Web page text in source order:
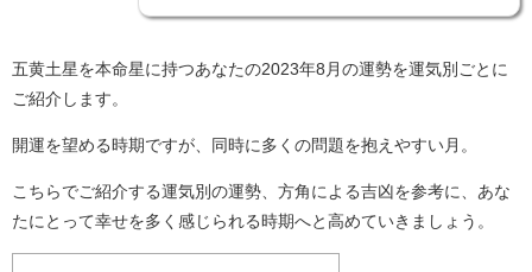
五黄土星を本命星に持つあなたの2023年8月の運勢を運気別ごとに
ご紹介します。
開運を望める時期ですが、同時に多くの問題を抱えやすい月。
こちらでご紹介する運気別の運勢、方角による吉凶を参考に、あな
たにとって幸せを多く感じられる時期へと高めていきましょう。